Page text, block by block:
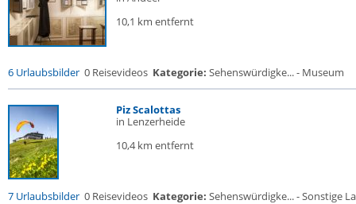
10,1 km entfernt
6 Urlaubsbilder 0 Reisevideos Kategorie: Sehenswürdigke... - Museum
Piz Scalottas
in Lenzerheide
10,4 km entfernt
7 Urlaubsbilder 0 Reisevideos Kategorie: Sehenswürdigke... - Sonstige